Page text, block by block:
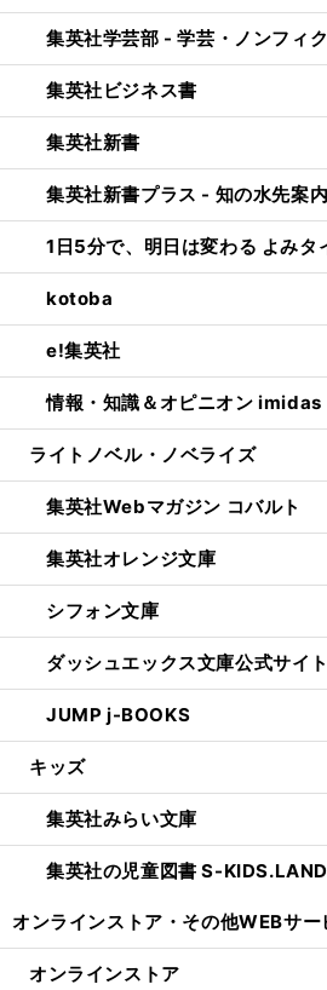
集英社学芸部 - 学芸・ノンフィ
集英社ビジネス書
集英社新書
集英社新書プラス - 知の水先案
1日5分で、明日は変わる よみ
kotoba
e!集英社
情報・知識＆オピニオン imidas
ライトノベル・ノベライズ
集英社Webマガジン コバルト
集英社オレンジ文庫
シフォン文庫
ダッシュエックス文庫公式サイト
JUMP j-BOOKS
キッズ
集英社みらい文庫
集英社の児童図書 S-KIDS.LAND
オンラインストア・ その他WEBサー
オンラインストア